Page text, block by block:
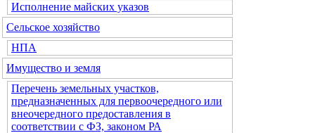
Исполнение майских указов
Сельское хозяйство
НПА
Имущество и земля
Перечень земельных участков,
предназначенных для первоочередного или
внеочередного предоставления в
соответствии с ФЗ, законом РА